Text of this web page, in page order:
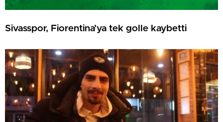
Sivasspor, Fiorentina’ya tek golle kaybetti